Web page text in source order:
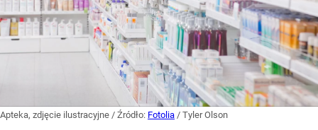
Apteka, zdjęcie ilustracyjne / Źródło: Fotolia / Tyler Olson